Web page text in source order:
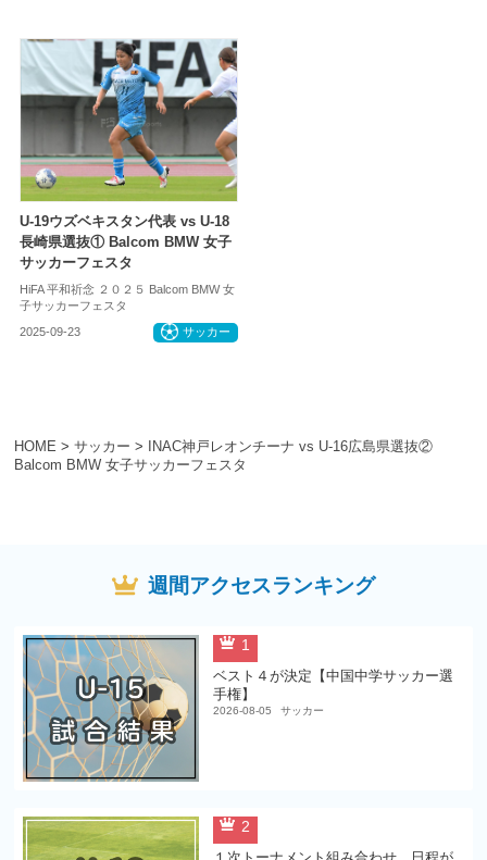
HOME > サッカー > INAC神戸レオンチーナ vs U-16広島県選抜②
Balcom BMW 女子サッカーフェスタ
U-19ウズベキスタン代表 vs U-18
長崎県選抜① Balcom BMW 女子
サッカーフェスタ
HiFA 平和祈念 ２０２５ Balcom BMW 女
子サッカーフェスタ
2025-09-23 サッカー
週間アクセスランキング
1
ベスト４が決定【中国中学サッカー選
手権】
2026-08-05 サッカー
2